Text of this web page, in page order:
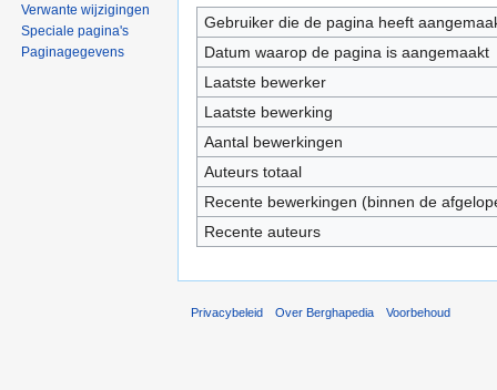
Gebruiker die de pagina heeft
Datum waarop de pagina is aangemaakt
Laatste bewerker
Laatste bewerking
Aantal bewerkingen
Auteurs totaal
Recente bewerkingen (binnen de
Recente auteurs
Verwante wijzigingen
Speciale pagina's
Paginagegevens
Privacybeleid Over Berghapedia Voorbehoud